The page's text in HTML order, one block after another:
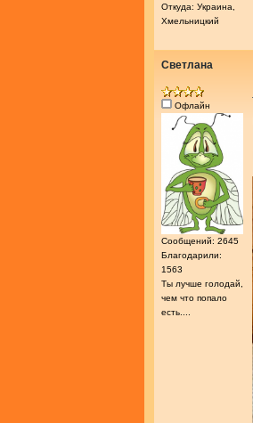
Откуда: Украина,
Хмельницкий
Светлана
Офлайн
Сообщений: 2645
Благодарили:
1563
Ты лучше голодай,
чем что попало
есть....